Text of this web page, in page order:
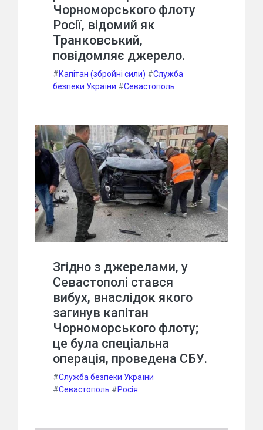
Чорноморського флоту
Росії, відомий як
Транковський,
повідомляє джерело.
#Капітан (збройні сили) #Служба
безпеки України #Севастополь
Згідно з джерелами, у
Севастополі стався
вибух, внаслідок якого
загинув капітан
Чорноморського флоту;
це була спеціальна
операція, проведена СБУ.
#Служба безпеки України
#Севастополь #Росія